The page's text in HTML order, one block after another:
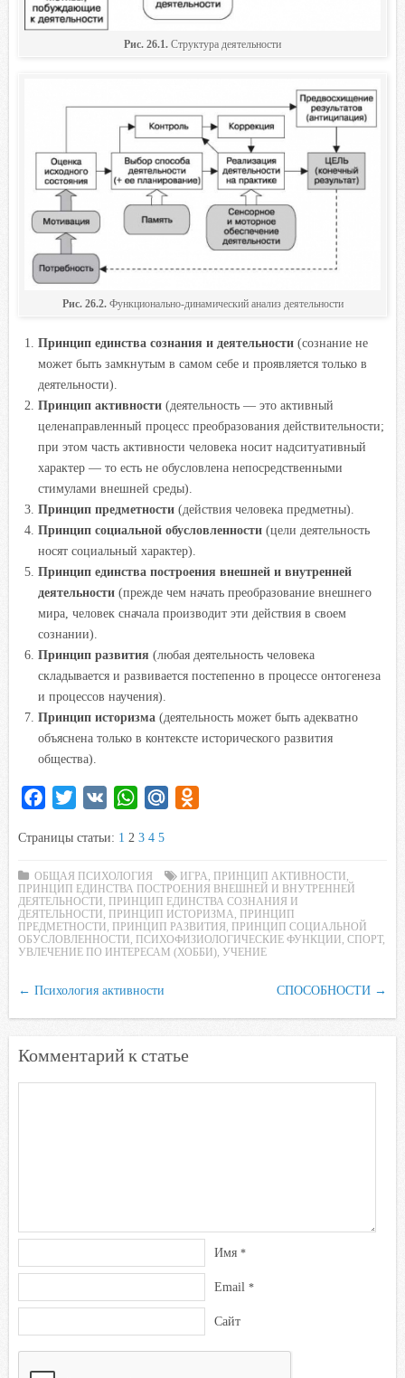
Рис. 26.1. Структура деятельности
Рис. 26.2.Функционально-динамический анализ деятельности
Принцип единства сознания и деятельности (сознание не
может быть замкнутым в самом себе и проявляется только в
деятельности).
Принцип активности (деятельность — это активный
целенаправленный процесс преобразования действительности;
при этом часть активности человека носит надситуативный
характер — то есть не обусловлена непосредственными
стимулами внешней среды).
Принцип предметности (действия человека предметны).
Принцип социальной обусловленности (цели деятельность
носят социальный характер).
Принцип единства построения внешней и внутренней
деятельности (прежде чем начать преобразование внешнего
мира, человек сначала производит эти действия в своем
сознании).
Принцип развития (любая деятельность человека
складывается и развивается постепенно в процессе онтогенеза
и процессов научения).
Принцип историзма (деятельность может быть адекватно
объяснена только в контексте исторического развития
общества).
c
b
o
o
i
t
e
r
W
a
s
A
p
l
.
R
u
k
l
a
i
Страницы статьи: 1 2 3 4 5
ОБЩАЯ ПСИХОЛОГИЯ ИГРА ПРИНЦИП АКТИВНОСТИ
ПРИНЦИП ЕДИНСТВА ПОСТРОЕНИЯ ВНЕШНЕЙ И ВНУТРЕННЕЙ
ДЕЯТЕЛЬНОСТИ
ПРИНЦИП ЕДИНСТВА СОЗНАНИЯ И
ДЕЯТЕЛЬНОСТИ
ПРИНЦИП ИСТОРИЗМА
ПРИНЦИП
ПРЕДМЕТНОСТИ
ПРИНЦИП РАЗВИТИЯ
ПРИНЦИП СОЦИАЛЬНОЙ
ОБУСЛОВЛЕННОСТИ
ПСИХОФИЗИОЛОГИЧЕСКИЕ ФУНКЦИИ СПОРТ,
УВЛЕЧЕНИЕ ПО ИНТЕРЕСАМ (ХОББИ) УЧЕНИЕ
← Психология активности СПОСОБНОСТИ →
Комментарий к статье
Имя *
Email *
Сайт